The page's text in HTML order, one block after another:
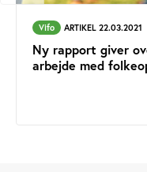
Vifo ARTIKEL 22.03.2021
Ny rapport giver
arbejde med